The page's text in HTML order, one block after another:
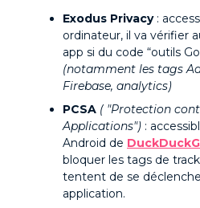
Exodus Privacy:
ordinateur, il va vérifier
app si du code “outils
(notamment les tags
Firebase, analytics)
PCSA ( "Protection
Applications") :
Android de
bloquer les tags de
tentent de se
application.